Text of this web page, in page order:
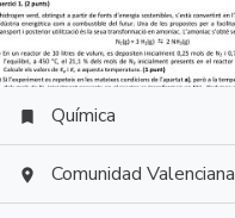
 Química
 Comunidad Valenciana